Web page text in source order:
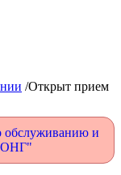
/Открыт прием
обслуживанию и